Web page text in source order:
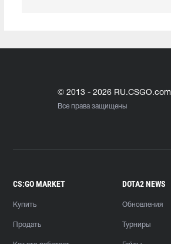
© 2013 - 2026 RU.CSGO.com
Все права защищены
CS:GO MARKET
Купить
Продать
DOTA2 NEWS
Обновления
Турниры